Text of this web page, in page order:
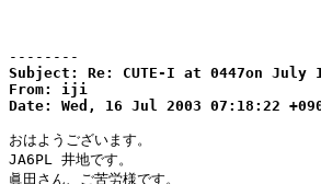
--------
Subject: Re: CUTE-I at 0447on July
From: iji
Date: Wed, 16 Jul 2003 07:18:22
おはようございます。
JA6PL 井地です。
眞田さん、ご苦労様です。